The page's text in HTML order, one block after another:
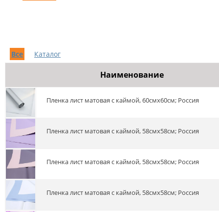
Все Каталог
Наименование
Пленка лист матовая с каймой, 60смх60см; Россия
Пленка лист матовая с каймой, 58смх58см; Россия
Пленка лист матовая с каймой, 58смх58см; Россия
Пленка лист матовая с каймой, 58смх58см; Россия